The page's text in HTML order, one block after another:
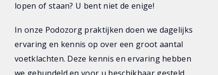
lopen of staan? U bent niet de enige!
In onze Podozorg praktijken doen we dagelijks
ervaring en kennis op over een groot aantal
voetklachten. Deze kennis en ervaring hebben